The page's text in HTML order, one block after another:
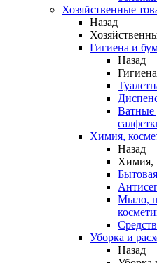
Хозяйственные
Назад
Гигиена и
Назад
Ватные
Химия,
Назад
Химия,
Мыло,
Уборка и
Назад